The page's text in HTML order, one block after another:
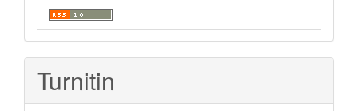
Turnitin